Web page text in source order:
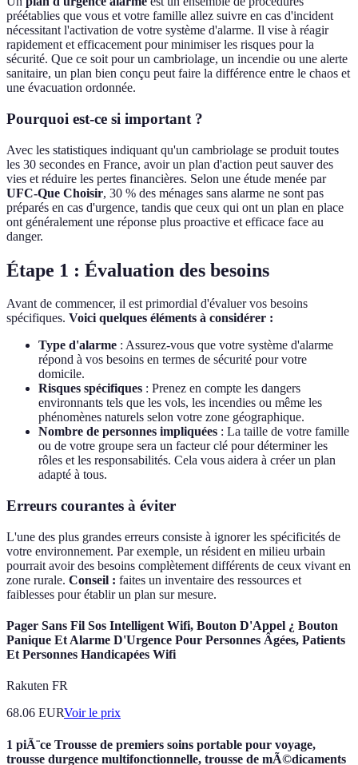
préétablies que vous et votre famille allez suivre en cas d'incident
nécessitant l'activation de votre système d'alarme. Il vise à réagir
rapidement et efficacement pour minimiser les risques pour la
sécurité. Que ce soit pour un cambriolage, un incendie ou une alerte
sanitaire, un plan bien conçu peut faire la différence entre le chaos et
une évacuation ordonnée.
Pourquoi est-ce si important ?
Avec les statistiques indiquant qu'un cambriolage se produit toutes
les 30 secondes en France, avoir un plan d'action peut sauver des
vies et réduire les pertes financières. Selon une étude menée par
UFC-Que Choisir, 30 % des ménages sans alarme ne sont pas
préparés en cas d'urgence, tandis que ceux qui ont un plan en place
ont généralement une réponse plus proactive et efficace face au
danger.
Étape 1 : Évaluation des besoins
Avant de commencer, il est primordial d'évaluer vos besoins
spécifiques. Voici quelques éléments à considérer :
Type d'alarme : Assurez-vous que votre système d'alarme
répond à vos besoins en termes de sécurité pour votre
domicile.
Risques spécifiques : Prenez en compte les dangers
environnants tels que les vols, les incendies ou même les
phénomènes naturels selon votre zone géographique.
Nombre de personnes impliquées : La taille de votre famille
ou de votre groupe sera un facteur clé pour déterminer les
rôles et les responsabilités. Cela vous aidera à créer un plan
adapté à tous.
Erreurs courantes à éviter
L'une des plus grandes erreurs consiste à ignorer les spécificités de
votre environnement. Par exemple, un résident en milieu urbain
pourrait avoir des besoins complètement différents de ceux vivant en
zone rurale. Conseil : faites un inventaire des ressources et
faiblesses pour établir un plan sur mesure.
Pager Sans Fil Sos Intelligent Wifi, Bouton D'Appel ¿ Bouton
Panique Et Alarme D'Urgence Pour Personnes Âgées, Patients
Et Personnes Handicapées Wifi
Rakuten FR
68.06 EURVoir le prix
1 piÃ¨ce Trousse de premiers soins portable pour voyage,
trousse durgence multifonctionnelle, trousse de mÃ©dicaments